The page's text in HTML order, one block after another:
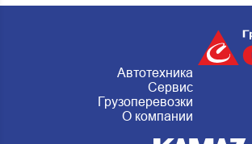
Автотехника
Сервис
Грузоперевозки
О компании